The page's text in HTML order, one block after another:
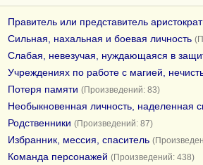
Правитель или представитель
Сильная, нахальная и боевая личность
Слабая, невезучая, нуждающаяся в
Учреждениях по работе с магией,
Потеря памяти (Произведений: 83)
Необыкновенная личность, наделенная
Родственники (Произведений: 87)
Избранник, мессия, спаситель
Команда персонажей (Произведений: 438)